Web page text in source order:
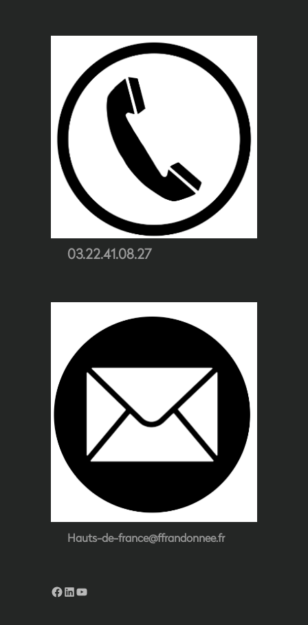
03.22.41.08.27
Hauts-de-france@ffrandonnee.fr
Facebook
LinkedIn
YouTube